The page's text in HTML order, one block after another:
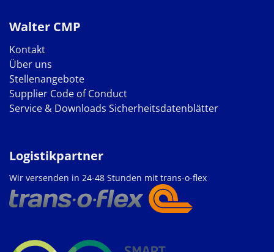
Walter CMP
Kontakt
Über uns
Stellenangebote
Supplier Code of Conduct
Service & Downloads Sicherheitsdatenblätter
Logistikpartner
Wir versenden in 24-48 Stunden mit trans-o-flex